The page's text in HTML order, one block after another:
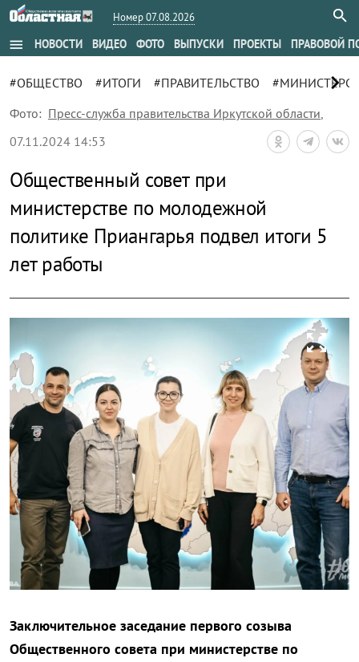
Номер 07.08.2026
menu НОВОСТИ ВИДЕО ФОТО ВЫПУСКИ ПРОЕКТЫ ПРАВОВОЙ
#ОБЩЕСТВО #ИТОГИ #ПРАВИТЕЛЬСТВО chevron_right
Фото: Пресс-служба правительства Иркутской области,
07.11.2024 14:53
Общественный совет при
министерстве по молодежной
политике Приангарья подвел итоги 5
лет работы
zoom_out_map
Заключительное заседание первого созыва
Общественного совета при министерстве по